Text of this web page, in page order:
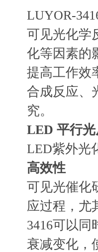
LUYOR-
可见光化学
化等因素的
提高工作效
合成反应、
究。
LED 平行
LED紫外光
高效性
可见光催化
应过程，尤
3416可以同
衰减变化，